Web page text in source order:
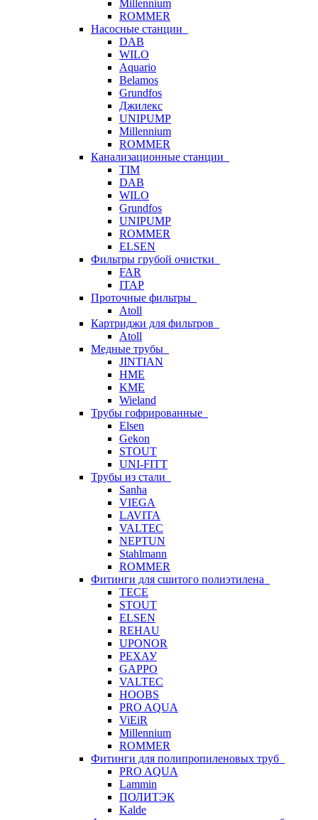
Millennium
ROMMER
Насосные станции
DAB
WILO
Aquario
Belamos
Grundfos
Джилекс
UNIPUMP
Millennium
ROMMER
Канализационные станции
TIM
DAB
WILO
Grundfos
UNIPUMP
ROMMER
ELSEN
Фильтры грубой очистки
FAR
ITAP
Проточные фильтры
Atoll
Картриджи для фильтров
Atoll
Медные трубы
JINTIAN
HME
KME
Wieland
Трубы гофрированные
Elsen
Gekon
STOUT
UNI-FITT
Трубы из стали
Sanha
VIEGA
LAVITA
VALTEC
NEPTUN
Stahlmann
ROMMER
Фитинги для сшитого полиэтилена
TECE
STOUT
ELSEN
REHAU
UPONOR
РЕХАУ
GAPPO
VALTEC
HOOBS
PRO AQUA
ViEiR
Millennium
ROMMER
Фитинги для полипропиленовых труб
PRO AQUA
Lammin
ПОЛИТЭК
Kalde